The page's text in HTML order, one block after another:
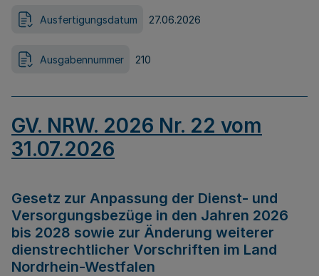
Ausfertigungsdatum 27.06.2026
Ausgabennummer 210
GV. NRW. 2026 Nr. 22 vom
31.07.2026
Gesetz zur Anpassung der Dienst- und
Versorgungsbezüge in den Jahren 2026
bis 2028 sowie zur Änderung weiterer
dienstrechtlicher Vorschriften im Land
Nordrhein-Westfalen